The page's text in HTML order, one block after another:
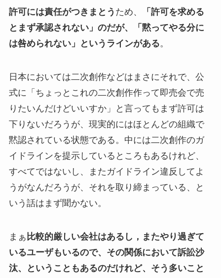
許可には責任がつきまとう ため、
「許可を求める
とまず承認されない」のだが、「黙ってやる分に
は咎められない」というラインがある。
日本においては二次創作などはまさにそれで、公
式に「ちょっとこれの二次創作作って即売会で売
りたいんだけどいいすか」と言ってもまず許可は
下りないだろうが、現実的にはほとんどの組織で
黙認されている状態である。中には二次創作のガ
イドラインを提示しているところもあるけれど、
すべてではないし、またガイドライン違反してよ
うがなんだろうが、それを取り締まっている、と
いう話はまず聞かない。
まぁ 比較的厳しい会社はあるし，またやり過ぎて
いるユーザもいるので、その関係において訴訟沙
汰、ということもあるのだけれど、そう多いこと